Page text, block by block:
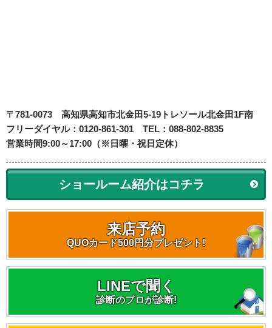
〒781-0073 高知県高知市北金田5-19 トレソール北金田1F南
フリーダイヤル：0120-861-301 TEL：088-802-8835
営業時間9:00～17:00（※日曜・祝日定休）
ショールーム紹介はコチラ
来店予約
QUOカード500円分プレゼント!
LINEで聞く
診断のプロが診断!